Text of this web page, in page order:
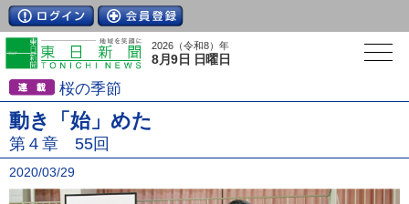
2026（令和8）年
8月9日 日曜日
桜の季節
動き「始」めた
第４章 55回
2020/03/29